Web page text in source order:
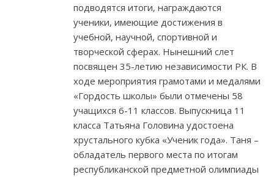
подводятся итоги, награждаются
ученики, имеющие достижения в
учебной, научной, спортивной и
творческой сферах. Нынешний слет
посвящен 35-летию независимости РК. В
ходе мероприятия грамотами и медалями
«Гордость школы» были отмечены 58
учащихся 6-11 классов. Выпускница 11
класса Татьяна Головина удостоена
хрустального кубка «Ученик года». Таня –
обладатель первого места по итогам
республиканской предметной олимпиады